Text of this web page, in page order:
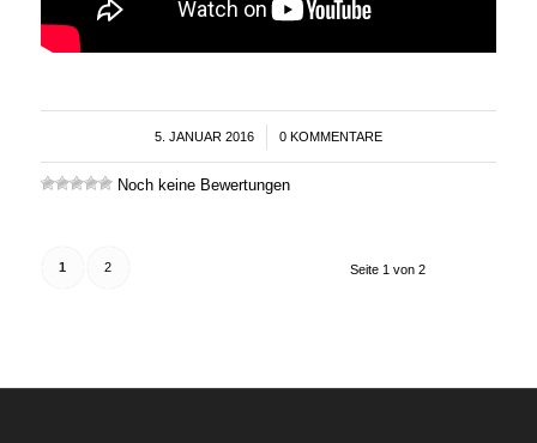
5. JANUAR 2016
/ 0 KOMMENTARE
Noch keine Bewertungen
Seite 1 von 2
1 2